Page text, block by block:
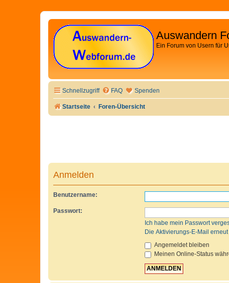
Auswandern
Ein Forum von Usern für
Schnellzugriff FAQ Spenden
Startseite Foren-Übersicht
Anmelden
Benutzername:
Passwort:
Ich habe mein Passwort
Die Aktivierungs-E-Mail
Angemeldet bleiben
Meinen Online-Status